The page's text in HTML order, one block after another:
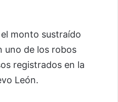
monto sustraído
uno de los robos
registrados en la
León.